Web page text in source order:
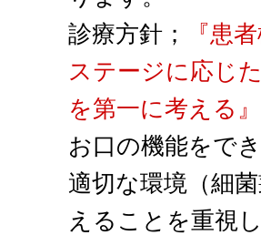
診療方針；
『患
ステージに応じ
を第一に考える』
お口の機能をで
適切な環境（細
えることを重視